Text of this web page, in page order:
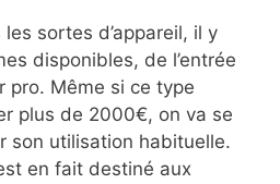
sortes d’appareil, il y
disponibles, de l’entrée
pro. Même si ce type
plus de 2000€, on va se
son utilisation habituelle.
en fait destiné aux